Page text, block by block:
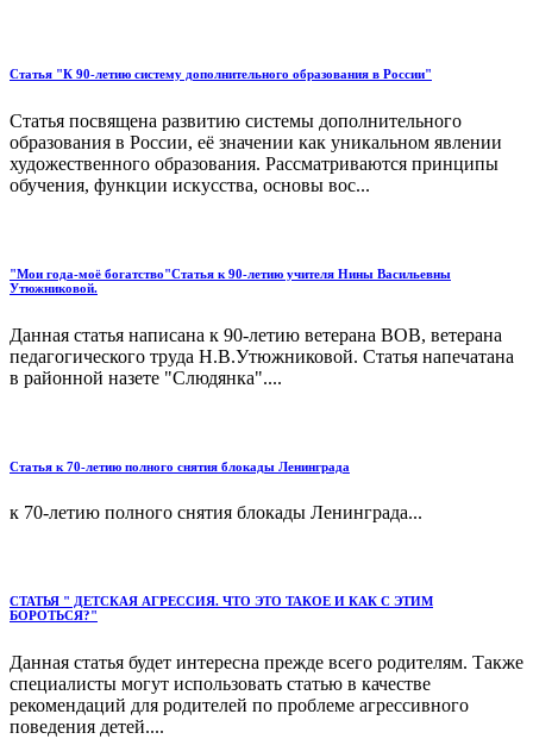
Статья "К 90-летию систему дополнительного образования в России"
Статья посвящена развитию системы дополнительного
образования в России, её значении как уникальном явлении
художественного образования. Рассматриваются принципы
обучения, функции искусства, основы вос...
"Мои года-моё богатство"Статья к 90-летию учителя Нины Васильевны
Утюжниковой.
Данная статья написана к 90-летию ветерана ВОВ, ветерана
педагогического труда Н.В.Утюжниковой. Статья напечатана
в районной назете "Слюдянка"....
Статья к 70-летию полного снятия блокады Ленинграда
к 70-летию полного снятия блокады Ленинграда...
СТАТЬЯ " ДЕТСКАЯ АГРЕССИЯ. ЧТО ЭТО ТАКОЕ И КАК С ЭТИМ
БОРОТЬСЯ?"
Данная статья будет интересна прежде всего родителям. Также
специалисты могут использовать статью в качестве
рекомендаций для родителей по проблеме агрессивного
поведения детей....